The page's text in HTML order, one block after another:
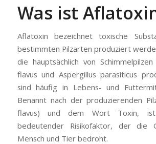
Was ist
Aflatoxin bezeichnet toxische
bestimmten Pilzarten produziert
die hauptsächlich von
flavus und Aspergillus parasiticus
sind häufig in Lebens- und
Benannt nach der produzierenden
flavus) und dem Wort Toxin,
bedeutender Risikofaktor, der die
Mensch und Tier bedroht.